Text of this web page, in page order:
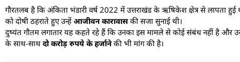
गौरतलब है कि अंकिता भंडारी वर्ष 2022 में उत्तराखंड के ऋषिकेश क्षेत्र से लापता
को दोषी ठहराते हुए उन्हेंआजीवन कारावासकी सजा सुनाई थी।
दुष्यंत गौतम लगातार यह कहते रहे हैं कि उनका इस मामले से कोई संबंध नहीं है और
के साथ-साथ दो करोड़ रुपये के हर्जानेकी भी मांग की है।